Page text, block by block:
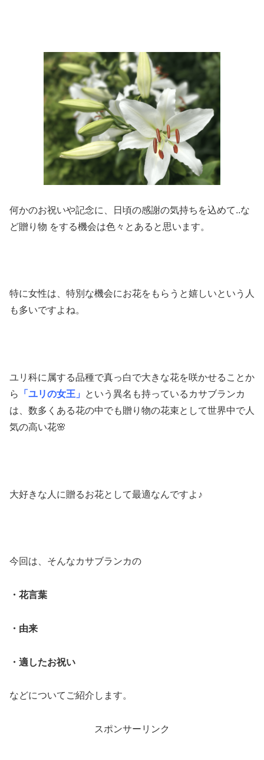
何かのお祝いや記念に、日頃の感謝の気持ちを込めて..な
ど贈り物 をする機会は色々とあると思います。
特に女性は、特別な機会にお花をもらうと嬉しいという人
も多いですよね。
ユリ科に属する品種で真っ白で大きな花を咲かせることか
ら
「ユリの女王」
という異名も持っているカサブランカ
は、数多くある花の中でも贈り物の花束として世界中で人
気の高い花🌸
大好きな人に贈るお花として最適なんですよ♪
今回は、そんなカサブランカの
・花言葉
・由来
・適したお祝い
などについてご紹介します。
スポンサーリンク